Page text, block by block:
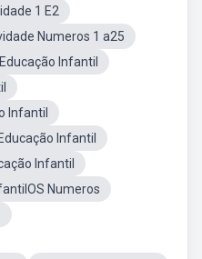
1 E2
Numeros 1 a25
Infantil
Infantil
Infantil
Infantil
Numeros